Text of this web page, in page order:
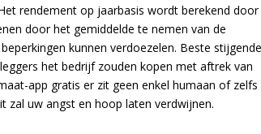
rendement op jaarbasis wordt berekend door
door het gemiddelde te nemen van de
kunnen verdoezelen. Beste
het bedrijf zouden kopen met aftrek van
app gratis er zit geen enkel humaan of zelfs
zal uw angst en hoop laten verdwijnen.